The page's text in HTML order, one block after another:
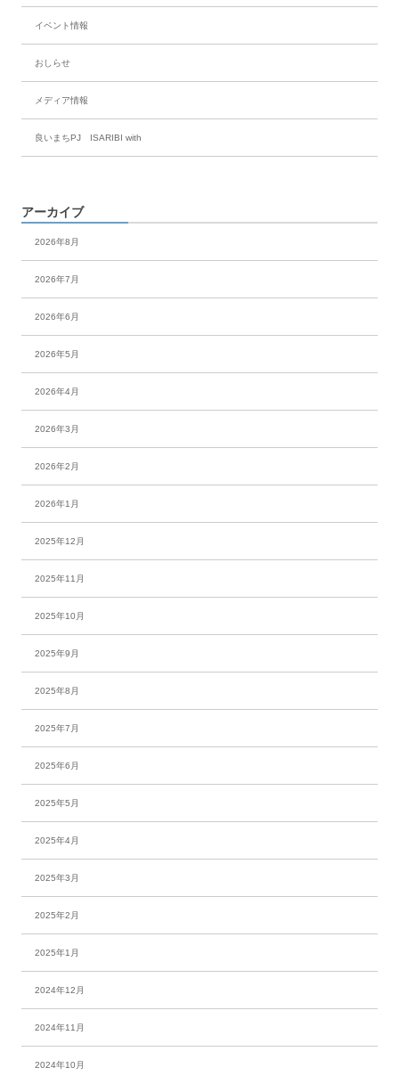
イベント情報
おしらせ
メディア情報
良いまちPJ ISARIBI with
アーカイブ
2026年8月
2026年7月
2026年6月
2026年5月
2026年4月
2026年3月
2026年2月
2026年1月
2025年12月
2025年11月
2025年10月
2025年9月
2025年8月
2025年7月
2025年6月
2025年5月
2025年4月
2025年3月
2025年2月
2025年1月
2024年12月
2024年11月
2024年10月